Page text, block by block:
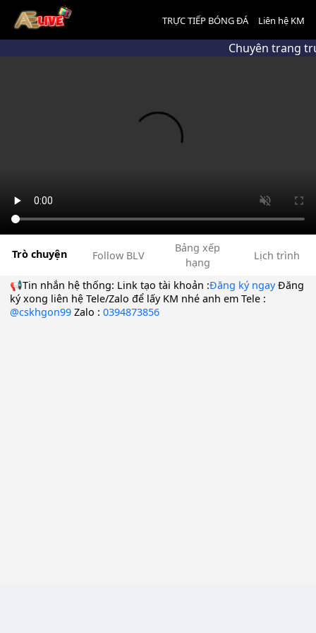
TRỰC TIẾP BÓNG ĐÁ Liên hệ KM
Chuyên trang
Trò chuyện Follow BLV
Bảng xếp
hạng
Lịch trình
📢Tin nhắn hệ thống: Link tạo tài khoản :Đăng ký ngayĐăng
ký xong liên hệ Tele/Zalo để lấy KM nhé anh em Tele :
@cskhgon99 Zalo : 0394873856